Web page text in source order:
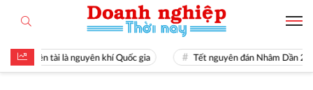
Hiền tài là nguyên khí Quốc gia Tết nguyên đán Nhâm Dần